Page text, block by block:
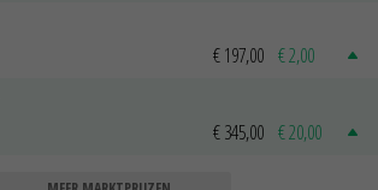
€ 197,00 € 2,00
€ 345,00 € 20,00